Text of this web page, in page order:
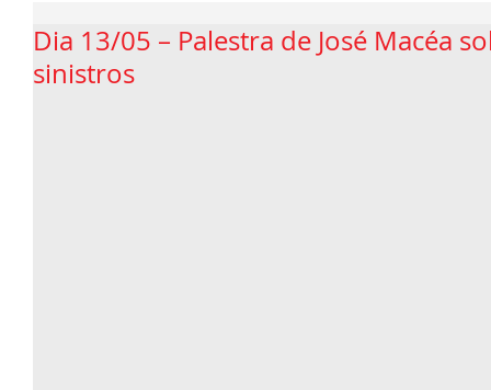
Dia 13/05 – Palestra de José Macéa
sinistros